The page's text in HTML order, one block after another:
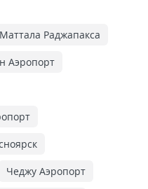
Раджапакса
Аэропорт
Чеджу Аэропорт